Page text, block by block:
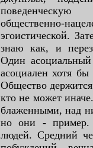
общественно-
эгоистической.
знаю как, и
Один
асоциален хотя
Общество
кто не может
блаженными, над
но они - пример.
людей. Средний